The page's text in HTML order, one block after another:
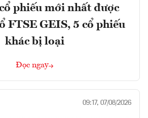
phiếu mới nhất được
FTSE GEIS, 5 cổ phiếu
khác bị loại
Đọc ngay
09:17, 07/08/2026